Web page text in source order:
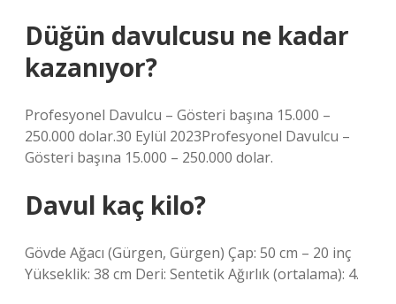
Düğün davulcusu ne kadar
kazanıyor?
Profesyonel Davulcu – Gösteri başına 15.000 –
250.000 dolar.30 Eylül 2023Profesyonel Davulcu –
Gösteri başına 15.000 – 250.000 dolar.
Davul kaç kilo?
Gövde Ağacı (Gürgen, Gürgen) Çap: 50 cm – 20 inç
Yükseklik: 38 cm Deri: Sentetik Ağırlık (ortalama): 4.